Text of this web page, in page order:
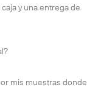
y una entrega de
mis muestras donde